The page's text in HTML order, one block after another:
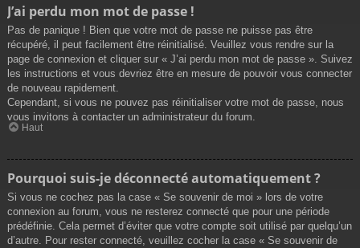
J’ai perdu mon mot de passe !
Pas de panique ! Bien que votre mot de passe ne puisse pas être
récupéré, il peut facilement être réinitialisé. Veuillez vous rendre sur la
page de connexion et cliquer sur « J’ai perdu mon mot de passe ». Suivez
les instructions et vous devriez être en mesure de pouvoir vous connecter
de nouveau rapidement.
Cependant, si vous ne pouvez pas réinitialiser votre mot de passe, nous
vous invitons à contacter un administrateur du forum.
Haut
Pourquoi suis-je déconnecté automatiquement ?
Si vous ne cochez pas la case « Se souvenir de moi » lors de votre
connexion au forum, vous ne resterez connecté que pour une période
prédéfinie. Cela permet d’éviter que votre compte soit utilisé par quelqu’un
d’autre. Pour rester connecté, veuillez cocher la case « Se souvenir de